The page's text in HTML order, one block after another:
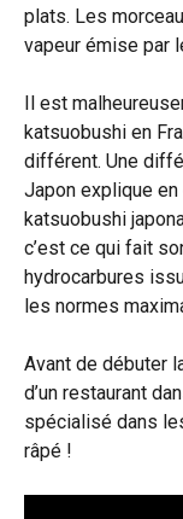
plats. Les
vapeur émise par
Il est
katsuobushi en
différent. Une
Japon explique
katsuobushi
c’est ce qui fait
hydrocarbures
les normes
Avant de débuter
d’un restaurant
spécialisé dans
râpé !